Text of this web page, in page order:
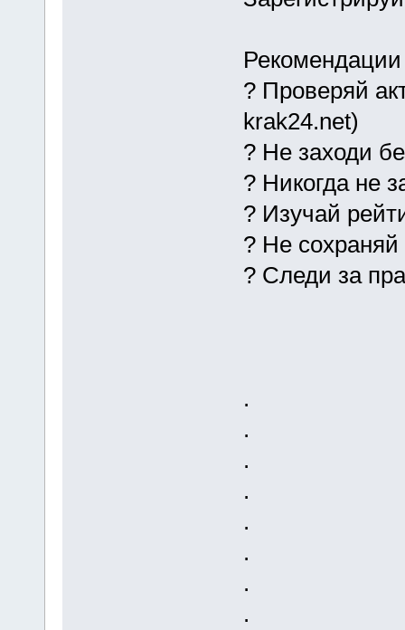
? Проверяй
krak24.net)
? Не заходи
? Никогда не
? Изучай
? Не сохраняй
? Следи за
.
.
.
.
.
.
.
.